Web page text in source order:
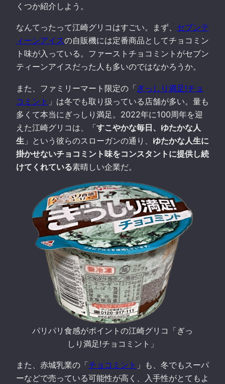
くつか紹介しよう。
なんてったって江崎グリコはすごい。まず、 セブンテ
ィーンアイスの自販機には定番商品としてチョコミン
ト味が入っている。ファーストチョコミントがセブン
ティーンアイスだった人も多いのではなかろうか。
また、ファミリーマート限定の「ぎっしり満足!チョ
コミント 」は冬でも取り扱っている店舗が多い。量も
多くて本当にぎっしり満足。2022年に100周年を迎
えた江崎グリコは、「すこやかな毎日、ゆたかな人
生 」という彼らのスローガンの通り、 ゆたかな人生に
掛かせないチョコミント味をコンスタントに提供し続
けてくれている素晴しい企業だ。
パリパリ食感がポイントの江崎グリコ「ぎっ
しり満足!チョコミント」
また、赤城乳業の「チョコミント 」も、冬でもスーパ
ーなどで売っている可能性が高く、入手性がとてもよ